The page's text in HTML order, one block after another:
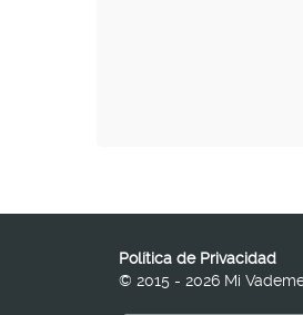
Política de Privacidad
© 2015 - 2026 Mi